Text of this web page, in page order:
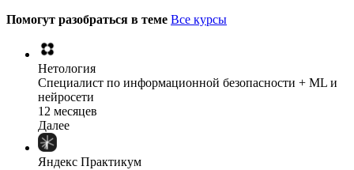
Помогут разобраться в теме Все курсы
Нетология
Специалист по информационной безопасности + ML и
нейросети
12 месяцев
Далее
Яндекс Практикум